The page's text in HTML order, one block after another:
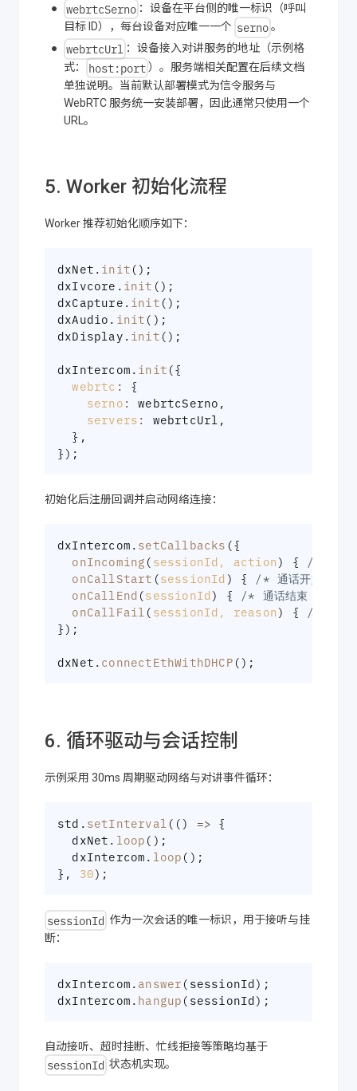
webrtcSerno ：设备在平台侧的唯一标识（呼叫
目标 ID），每台设备对应唯一一个 serno 。
webrtcUrl ：设备接入对讲服务的地址（示例格
式：
host:port ）。服务端相关配置在后续文档
单独说明。当前默认部署模式为信令服务与
WebRTC 服务统一安装部署，因此通常只使用一个
URL。
5. Worker 初始化流程
Worker 推荐初始化顺序如下：
dxNet . init () ;
dxIvcore . init () ;
dxCapture . init () ;
dxAudio . init ( ) ;
dxDisplay . init () ;
dxIntercom . init ({
webrtc :
{
serno : webrtcSerno ,
servers : webrtcUrl ,
} ,
}) ;
初始化后注册回调并启动网络连接：
dxIntercom . setCallbacks ({
onIncoming ( sessionId , action) {
/* 来电
onCallStart (sessionId) { /* 通话开始 */
onCallEnd (sessionId) { /* 通话结束 */
onCallFail ( sessionId , reason) {
/* 通话
}) ;
dxNet . connectEthWithDHCP () ;
6. 循环驱动与会话控制
示例采用 30ms 周期驱动网络与对讲事件循环：
std . setInterval ( () => {
  dxNet
. loop ( ) ;
  dxIntercom
. loop ( ) ;
} , 30) ;
sessionId 作为一次会话的唯一标识，用于接听与挂
断：
dxIntercom . answer ( sessionId) ;
dxIntercom . hangup ( sessionId) ;
自动接听、超时挂断、忙线拒接等策略均基于
sessionId 状态机实现。